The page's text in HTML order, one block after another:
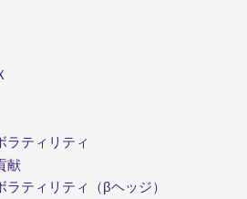
ラティリティ
献
ティリティ（βヘッジ）